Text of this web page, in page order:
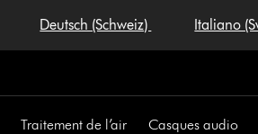
Deutsch (Schweiz) Italiano
Traitement de l’air Casques audio